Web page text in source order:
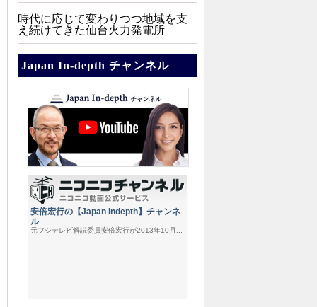
時代に応じて変わりつつ地域を支
え続けてきた仙台火力発電所
Japan In-depth チャンネル